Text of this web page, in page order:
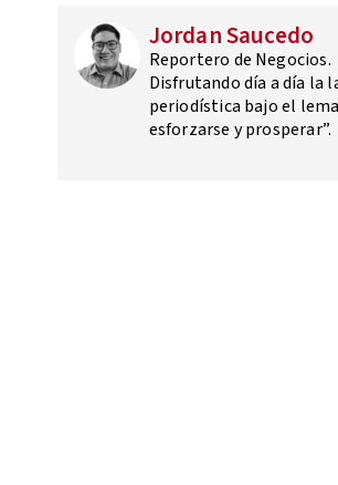
Jordan Saucedo
Reportero de Negocios.
Disfrutando día a día la
periodística bajo el
esforzarse y prosperar”.